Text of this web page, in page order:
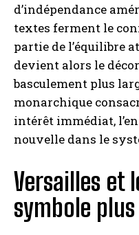
d’indépendance
textes ferment le
partie de l’équilibre
devient alors le
basculement plus
monarchique
intérêt immédiat,
nouvelle dans le
Versailles et
symbole